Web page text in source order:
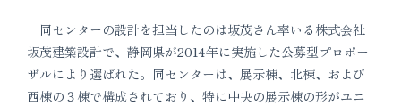
同センターの設計を担当したのは坂茂さん率いる株式会社
坂茂建築設計で、静岡県が2014年に実施した公募型プロポー
ザルにより選ばれた。同センターは、展示棟、北棟、および
西棟の３棟で構成されており、特に中央の展示棟の形がユニ